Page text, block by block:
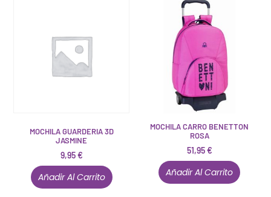
MOCHILA GUARDERIA 3D
JASMINE
9,95€
Añadir Al Carrito
MOCHILA CARRO BENETTON
ROSA
51,95€
Añadir Al Carrito